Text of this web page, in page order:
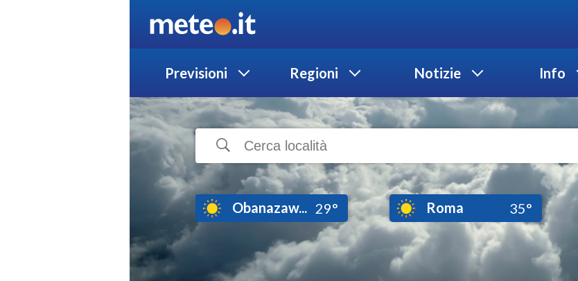
Previsioni Regioni Notizie Info
Obanazaw... 29° Roma 35°